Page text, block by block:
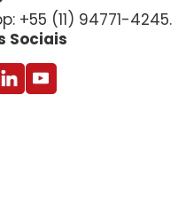
+55 (11) 94771-4245.
Sociais